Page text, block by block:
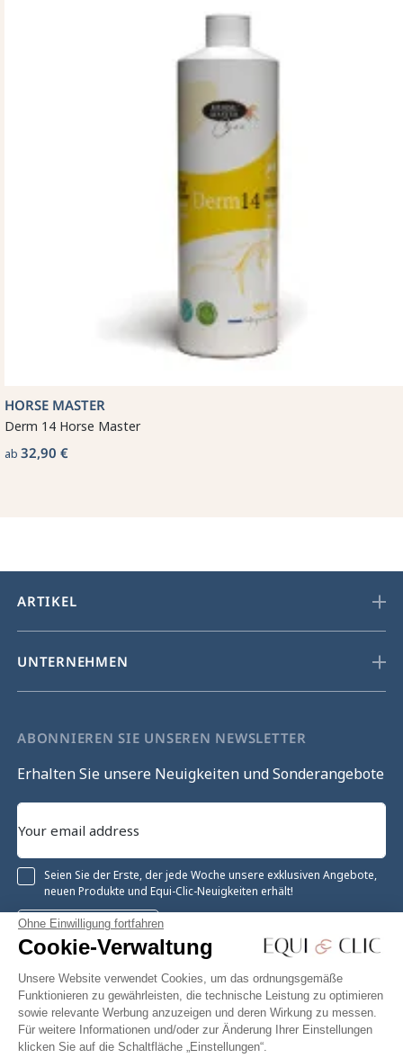
Ohne Einwilligung fortfahren
Cookie-Verwaltung
Unsere Website verwendet Cookies, um das ordnungsgemäße
Funktionieren zu gewährleisten, die technische Leistung zu optimieren
sowie relevante Werbung anzuzeigen und deren Wirkung zu messen.
Für weitere Informationen und/oder zur Änderung Ihrer Einstellungen
klicken Sie auf die Schaltfläche „Einstellungen“.
HORSE MASTER
Derm 14 Horse Master
ab 32,90 €
ARTIKEL
UNTERNEHMEN
ABONNIEREN SIE UNSEREN NEWSLETTER
Erhalten Sie unsere Neuigkeiten und Sonderangebote
Seien Sie der Erste, der jede Woche unsere exklusiven Angebote,
neuen Produkte und Equi-Clic-Neuigkeiten erhält!
Registrieren
Facebook Twitter
YouTube
Pinterest
Instagram